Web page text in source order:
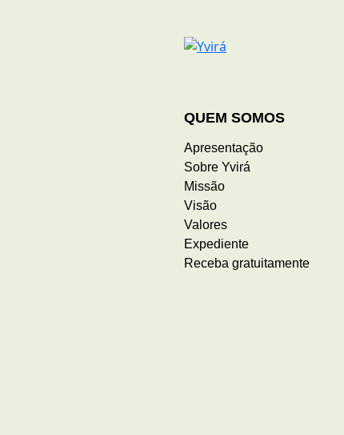
QUEM SOMOS
Apresentação
Sobre Yvirá
Missão
Visão
Valores
Expediente
Receba gratuitamente